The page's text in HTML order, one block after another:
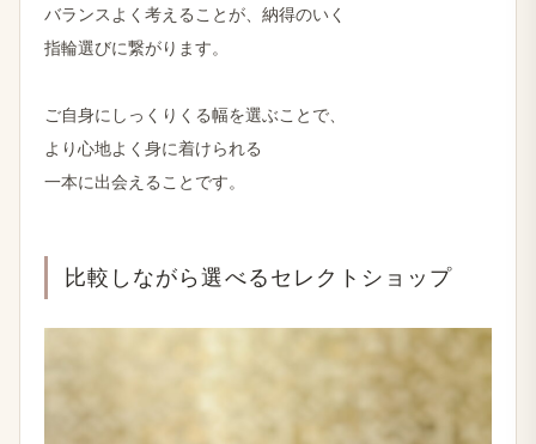
バランスよく​考える​ことが、​納得の​いく
指輪選びに​繋がります。
ご自身に​しっくりくる幅を​選ぶことで、
より​心地よく​身に​着けられる
一本に​出会える​ことです。
比較しながら​選べる​セレクトショップ